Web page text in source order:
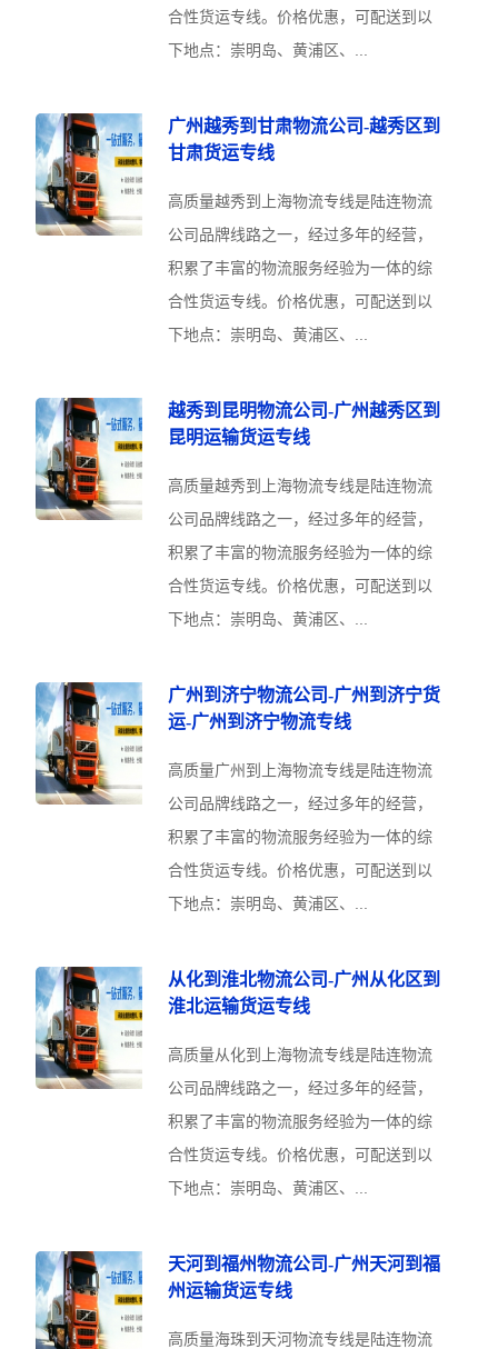
合性货运专线。价格优惠，可配送到以
下地点：崇明岛、黄浦区、...
广州越秀到甘肃物流公司-越秀区到
甘肃货运专线
高质量越秀到上海物流专线是陆连物流
公司品牌线路之一，经过多年的经营，
积累了丰富的物流服务经验为一体的综
合性货运专线。价格优惠，可配送到以
下地点：崇明岛、黄浦区、...
越秀到昆明物流公司-广州越秀区到
昆明运输货运专线
高质量越秀到上海物流专线是陆连物流
公司品牌线路之一，经过多年的经营，
积累了丰富的物流服务经验为一体的综
合性货运专线。价格优惠，可配送到以
下地点：崇明岛、黄浦区、...
广州到济宁物流公司-广州到济宁货
运-广州到济宁物流专线
高质量广州到上海物流专线是陆连物流
公司品牌线路之一，经过多年的经营，
积累了丰富的物流服务经验为一体的综
合性货运专线。价格优惠，可配送到以
下地点：崇明岛、黄浦区、...
从化到淮北物流公司-广州从化区到
淮北运输货运专线
高质量从化到上海物流专线是陆连物流
公司品牌线路之一，经过多年的经营，
积累了丰富的物流服务经验为一体的综
合性货运专线。价格优惠，可配送到以
下地点：崇明岛、黄浦区、...
天河到福州物流公司-广州天河到福
州运输货运专线
高质量海珠到天河物流专线是陆连物流